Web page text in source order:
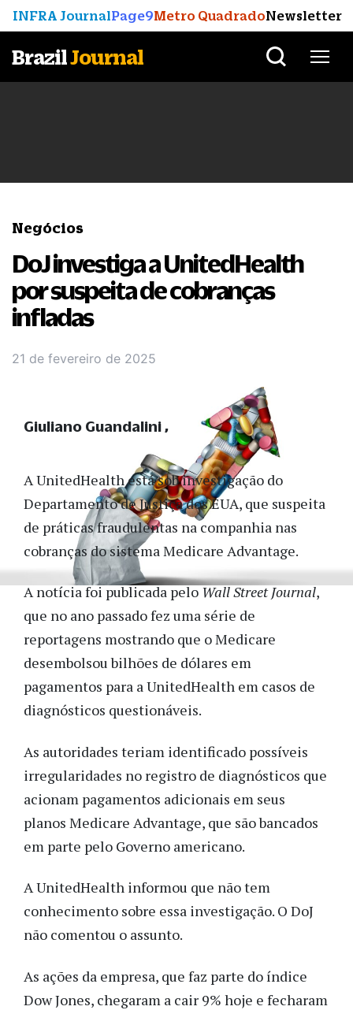
INFRA JournalPage9Metro QuadradoNewsletter
BrazilJournal
Negócios
DoJ investiga a UnitedHealth
por suspeita de cobranças
infladas
21 de fevereiro de 2025
A UnitedHealth está sob investigação do
Departamento de Justiça dos EUA, que suspeita
de práticas fraudulentas na companhia nas
cobranças do sistema Medicare Advantage.
A notícia foi publicada pelo Wall Street Journal,
que no ano passado fez uma série de
reportagens mostrando que o Medicare
desembolsou bilhões de dólares em
pagamentos para a UnitedHealth em casos de
diagnósticos questionáveis.
As autoridades teriam identificado possíveis
irregularidades no registro de diagnósticos que
acionam pagamentos adicionais em seus
planos Medicare Advantage, que são bancados
em parte pelo Governo americano.
A UnitedHealth informou que não tem
conhecimento sobre essa investigação. O DoJ
não comentou o assunto.
As ações da empresa, que faz parte do índice
Dow Jones, chegaram a cair 9% hoje e fecharam
Giuliano Guandalini